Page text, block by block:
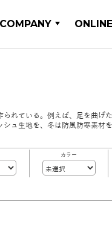
COMPANY
れている。例えば、足を曲
ュ生地を、冬は防風防寒素材
カラー